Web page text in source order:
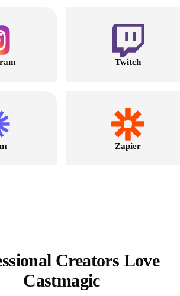
Twitch
Zapier
Creators Love
Castmagic